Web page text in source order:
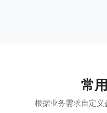
常
根据业务需求自定义